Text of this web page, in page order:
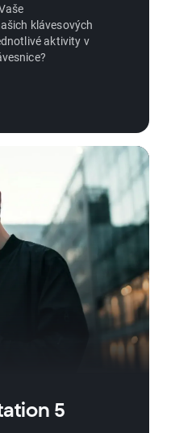
klávesových
aktivity v
5